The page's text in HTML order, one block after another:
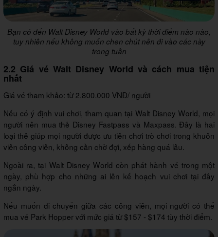
Bạn có đến Walt Disney World vào bất kỳ thời điểm nào nào,
tuy nhiên nếu không muốn chen chút nên đi vào các này
trong tuần
2.2 Giá vé Walt Disney World và cách mua tiện
nhất
Giá vé tham khảo: từ 2.800.000 VNĐ/ người
Nếu có ý định vui chơi, tham quan tại Walt Disney World, mọi
người nên mua thẻ Disney Fastpass và Maxpass. Đây là hai
loại thẻ giúp mọi người được ưu tiên chơi trò chơi trong khuôn
viên công viên, không cần chờ đợi, xếp hàng quá lâu.
Ngoài ra, tại Walt Disney World còn phát hành vé trong một
ngày, phù hợp cho những ai lên kế hoạch vui chơi tại đây
ngắn ngày.
Nếu muốn di chuyển giữa các công viên, mọi người có thể
mua vé Park Hopper với mức giá từ $157 - $174 tùy thời điểm.